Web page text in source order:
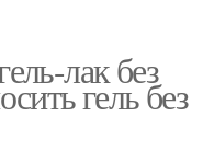
лак без
гель без